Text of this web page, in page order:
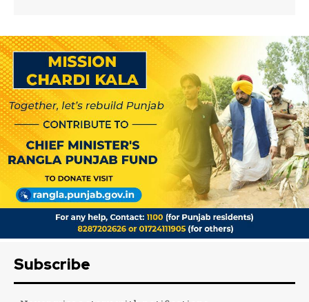
Subscribe